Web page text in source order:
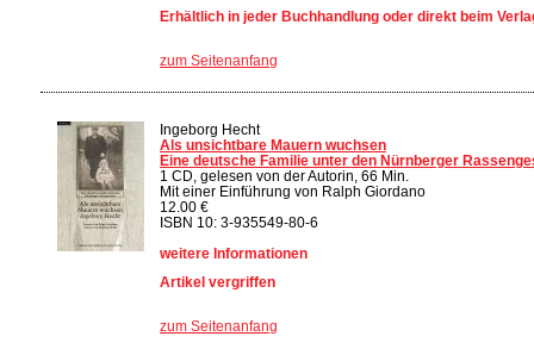
Erhältlich in jeder Buchhandlung oder direkt beim
zum Seitenanfang
Ingeborg Hecht
Als unsichtbare Mauern wuchsen
Eine deutsche Familie unter den Nürnberger
1 CD, gelesen von der Autorin, 66 Min.
Mit einer Einführung von Ralph Giordano
12.00 €
ISBN 10: 3-935549-80-6
weitere Informationen
Artikel vergriffen
zum Seitenanfang